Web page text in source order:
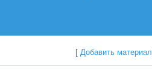
[Добавить материал